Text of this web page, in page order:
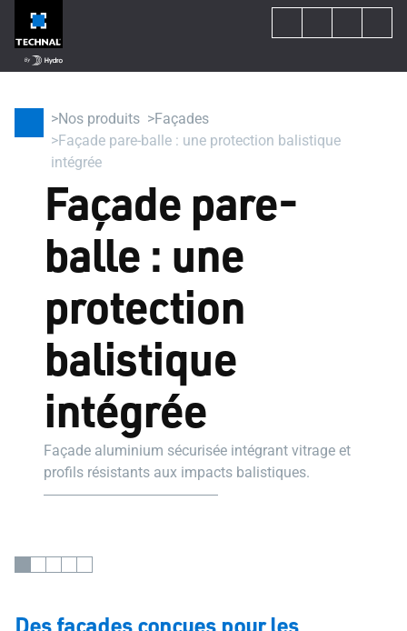
Nos produits
Façades
Façade pare-balle : une protection balistique
intégrée
Façade pare-
balle : une
protection
balistique
intégrée
Façade aluminium sécurisée intégrant vitrage et
profils résistants aux impacts balistiques.
Des façades conçues pour les